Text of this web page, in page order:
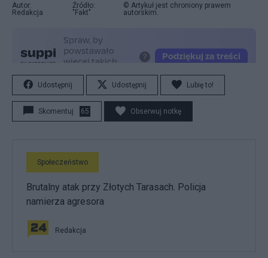
Autor:
Redakcja
Źródło:
"Fakt"
© Artykuł jest chroniony prawem
autorskim.
Udostępnij Udostępnij Lubię to!
Skomentuj 65 Obserwuj notkę
Społeczeństwo
Brutalny atak przy Złotych Tarasach. Policja
namierza agresora
Redakcja